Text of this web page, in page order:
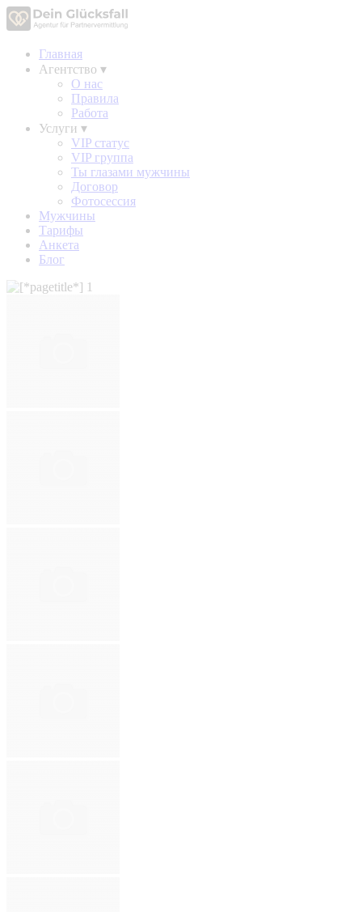
Главная
Агентство ▾
О нас
Правила
Работа
Услуги ▾
VIP статус
VIP группа
Ты глазами мужчины
Договор
Фотосессия
Мужчины
Тарифы
Анкета
Блог